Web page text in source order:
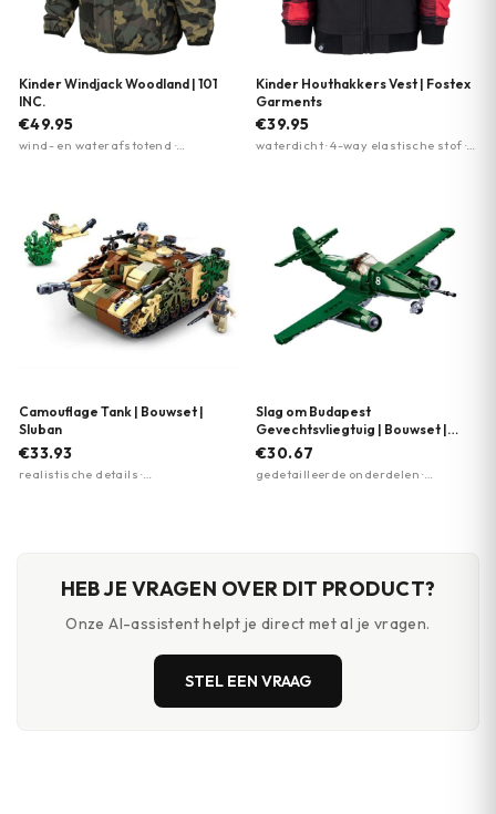
Kinder Windjack Woodland | 101
INC.
€49.95
wind- en waterafstotend ·
Kinder Houthakkers Vest | Fostex
Garments
€39.95
waterdicht · 4-way elastische stof ·
Camouflage Tank | Bouwset |
Sluban
€33.93
realistische details ·
Slag om Budapest
Gevechtsvliegtuig | Bouwset |
Sluban
€30.67
gedetailleerde onderdelen ·
HEB JE VRAGEN OVER DIT PRODUCT?
Onze AI-assistent helpt je direct met al je vragen.
STEL EEN VRAAG